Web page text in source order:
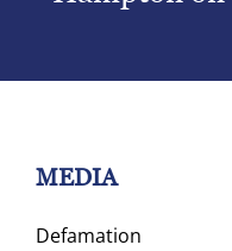
MEDIA
Defamation